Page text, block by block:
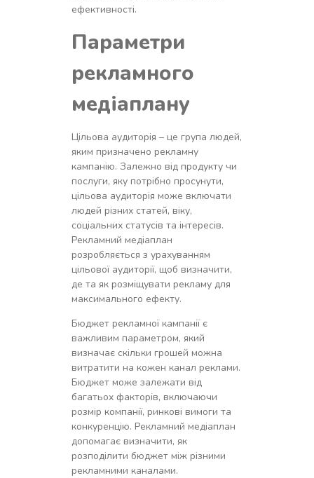
ефективності.
Параметри
рекламного
медіаплану
Цільова аудиторія – це група людей,
яким призначено рекламну
кампанію. Залежно від продукту чи
послуги, яку потрібно просунути,
цільова аудиторія може включати
людей різних статей, віку,
соціальних статусів та інтересів.
Рекламний медіаплан
розробляється з урахуванням
цільової аудиторії, щоб визначити,
де та як розміщувати рекламу для
максимального ефекту.
Бюджет рекламної кампанії є
важливим параметром, який
визначає скільки грошей можна
витратити на кожен канал реклами.
Бюджет може залежати від
багатьох факторів, включаючи
розмір компанії, ринкові вимоги та
конкуренцію. Рекламний медіаплан
допомагає визначити, як
розподілити бюджет між різними
рекламними каналами.